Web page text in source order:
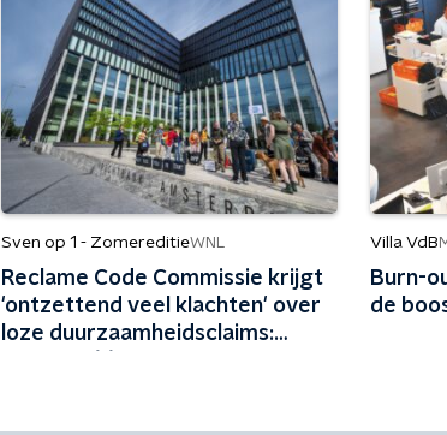
Sven op 1 - ZomereditieWNL
Reclame Code Commissie krijgt
'ontzettend veel klachten' over
loze duurzaamheidsclaims:
Villa VdB
Burn-
de